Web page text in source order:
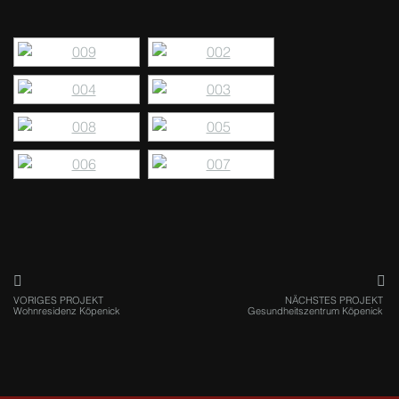
VORIGES PROJEKT
Wohnresidenz Köpenick
NÄCHSTES PROJEKT
Gesundheitszentrum Köpenick